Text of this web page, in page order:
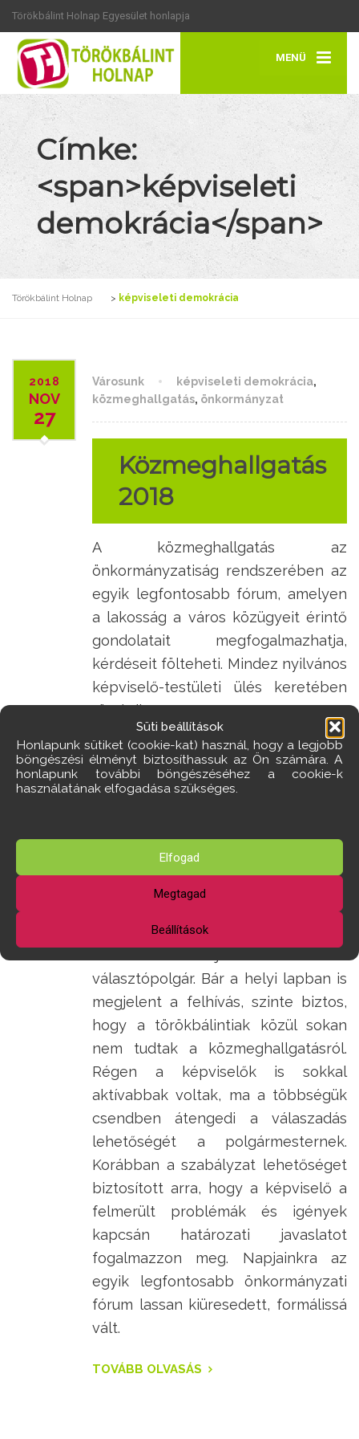
Süti beállítások
Honlapunk sütiket (cookie-kat) használ, hogy a legjobb
böngészési élményt biztosíthassuk az Ön számára. A
honlapunk további böngészéséhez a cookie-k
használatának elfogadása szükséges.
Elfogad
Megtagad
Beállítások
Törökbálint Holnap Egyesület honlapja
MENÜ
Címke:
<span>képviseleti
demokrácia</span>
Törökbálint Holnap > képviseleti demokrácia
2018
NOV
27
Városunk képviseleti demokrácia,
közmeghallgatás, önkormányzat
Közmeghallgatás
2018
A közmeghallgatás az
önkormányzatiság rendszerében az
egyik legfontosabb fórum, amelyen
a lakosság a város közügyeit érintő
gondolatait megfogalmazhatja,
kérdéseit fölteheti. Mindez nyilvános
képviselő-testületi ülés keretében
történik.
Az önkormányzatiság hőskorában, a
90-es években a régi művelődési
ház terme zsúfolásig megtelt a
eseményről szóló felhívást előzőleg
a város több pontján kiplakátolták. A
lakosság és a helyi sajtó munkatársai
helyben tették fel a kérdéseiket. Ma
főként a honlapról és a közösségi
választópolgár. Bár a helyi lapban is
megjelent a felhívás, szinte biztos,
hogy a törökbálintiak közül sokan
nem tudtak a közmeghallgatásról.
Régen a képviselők is sokkal
aktívabbak voltak, ma a többségük
csendben átengedi a válaszadás
lehetőségét a polgármesternek.
Korábban a szabályzat lehetőséget
biztosított arra, hogy a képviselő a
felmerült problémák és igények
kapcsán határozati javaslatot
fogalmazzon meg. Napjainkra az
egyik legfontosabb önkormányzati
fórum lassan kiüresedett, formálissá
vált.
TOVÁBB OLVASÁS